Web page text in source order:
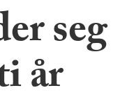
seg
år